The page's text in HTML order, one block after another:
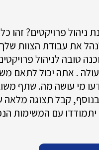
ניהול פרויקטים? זהו
את עבודת הצוות
טובה לניהול
. אתה יכול לתאם
מי עושה מה. שתף
קבל תצוגה מלאה
עם המשימות